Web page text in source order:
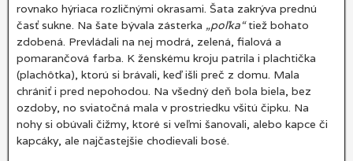
rovnako hýriaca rozličnými okrasami. Šata zakrýva prednú
časť sukne. Na šate bývala zásterka „poľka“tiež bohato
zdobená. Prevládali na nej modrá, zelená, fialová a
pomarančová farba. K ženskému kroju patrila i plachtička
(plachôtka), ktorú si brávali, keď išli preč z domu. Mala
chrániť i pred nepohodou. Na všedný deň bola biela, bez
ozdoby, no sviatočná mala v prostriedku všitú čipku. Na
nohy si obúvali čižmy, ktoré si veľmi šanovali, alebo kapce či
kapcáky, ale najčastejšie chodievali bosé.